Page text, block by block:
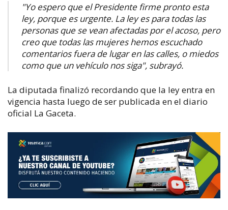
"Yo espero que el Presidente firme pronto esta
ley, porque es urgente. La ley es para todas las
personas que se vean afectadas por el acoso, pero
creo que todas las mujeres hemos escuchado
comentarios fuera de lugar en las calles, o miedos
como que un vehículo nos siga", subrayó.
La diputada finalizó recordando que la ley entra en
vigencia hasta luego de ser publicada en el diario
oficial La Gaceta.